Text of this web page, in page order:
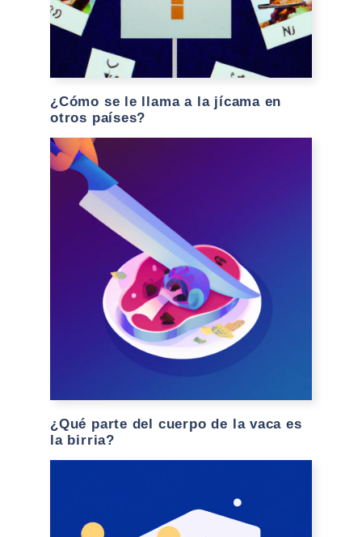
¿Cómo se le llama a la jícama en
otros países?
¿Qué parte del cuerpo de la vaca es
la birria?